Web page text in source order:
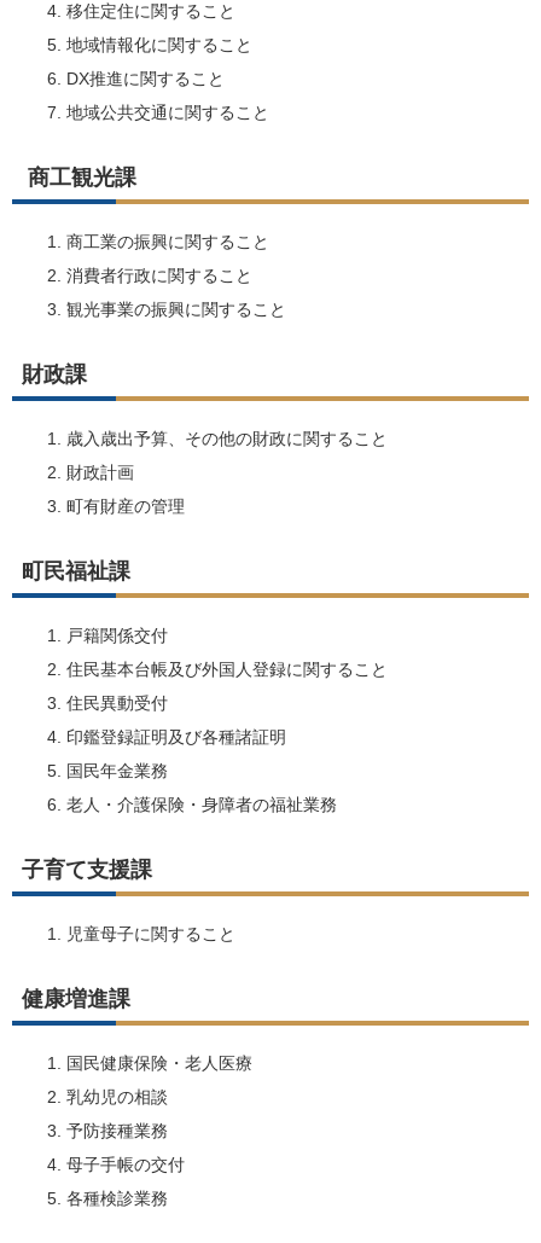
移住定住に関すること
地域情報化に関すること
DX推進に関すること
地域公共交通に関すること
商工観光課
商工業の振興に関すること
消費者行政に関すること
観光事業の振興に関すること
財政課
歳入歳出予算、その他の財政に関すること
財政計画
町有財産の管理
町民福祉課
戸籍関係交付
住民基本台帳及び外国人登録に関すること
住民異動受付
印鑑登録証明及び各種諸証明
国民年金業務
老人・介護保険・身障者の福祉業務
子育て支援課
児童母子に関すること
健康増進課
国民健康保険・老人医療
乳幼児の相談
予防接種業務
母子手帳の交付
各種検診業務